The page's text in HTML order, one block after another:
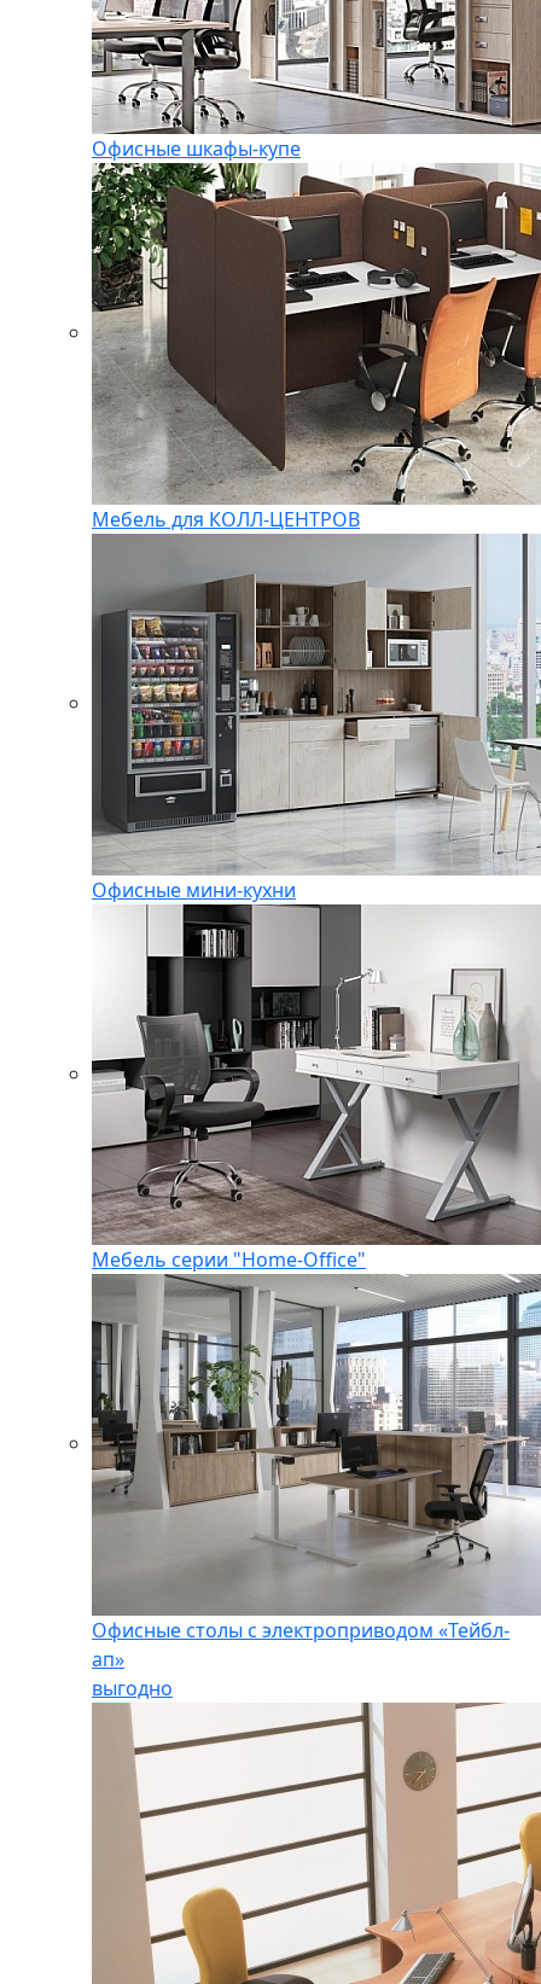
Офисные шкафы-купе
Мебель для КОЛЛ-ЦЕНТРОВ
Офисные мини-кухни
Мебель серии "Home-Office"
Офисные столы с электроприводом «Тейбл-
ап»
выгодно